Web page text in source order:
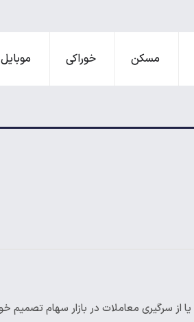
مسکن خوراکی موبایل